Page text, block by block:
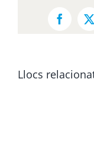
Facebook
X
Llocs